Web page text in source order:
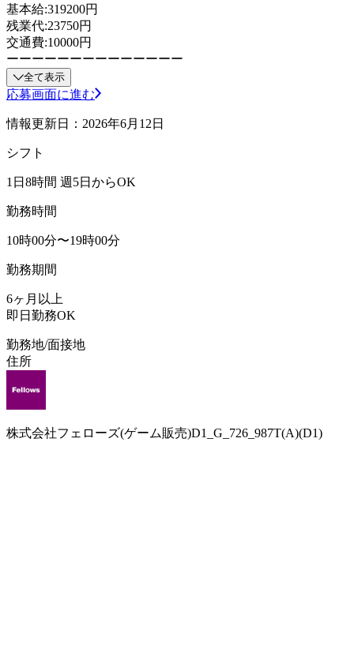
基本給:319200円
残業代:23750円
交通費:10000円
ーーーーーーーーーーーーーー
全て表示
応募画面に進む
情報更新日：2026年6月12日
シフト
1日8時間 週5日からOK
勤務時間
10時00分〜19時00分
勤務期間
6ヶ月以上
即日勤務OK
勤務地/面接地
住所
株式会社フェローズ(ゲーム販売)D1_G_726_987T(A)(D1)